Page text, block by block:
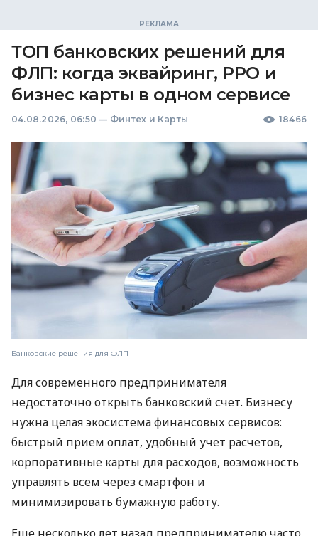
ТОП банковских решений для
ФЛП: когда эквайринг, РРО и
бизнес карты в одном сервисе
04.08.2026, 06:50 — Финтех и Карты 18466
Банковские решения для ФЛП
Для современного предпринимателя
недостаточно открыть банковский счет. Бизнесу
нужна целая экосистема финансовых сервисов:
быстрый прием оплат, удобный учет расчетов,
корпоративные карты для расходов, возможность
управлять всем через смартфон и
минимизировать бумажную работу.